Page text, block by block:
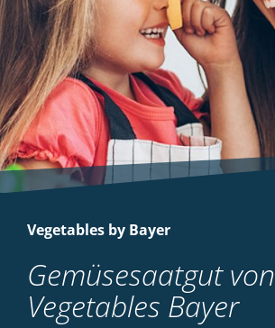
Vegetables by Bayer
Gemüsesaatgut von
Vegetables Bayer